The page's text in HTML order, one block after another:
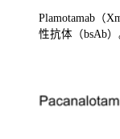
Plamotamab（
性抗体（bsAb）